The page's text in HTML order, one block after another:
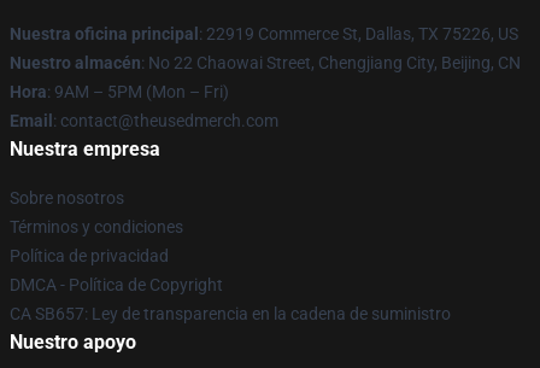
Nuestra oficina principal : 22919 Commerce St, Dallas, TX 75226, US
Nuestro almacén: No 22 Chaowai Street, Chengjiang City, Beijing, CN
Hora: 9AM – 5PM (Mon – Fri)
Email : contact@theusedmerch.com
Nuestra empresa
Sobre nosotros
Términos y condiciones
Política de privacidad
DMCA - Política de Copyright
CA SB657: Ley de transparencia en la cadena de suministro
Nuestro apoyo